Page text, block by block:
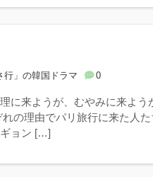
行」の韓国ドラマ 0
に来ようが、むやみに来よう
の理由でパリ旅行に来た人
ギョン […]